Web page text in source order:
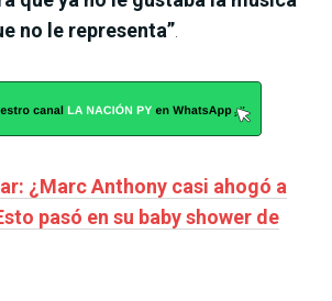
no le representa”
¿Marc Anthony casi ahogó a
pasó en su baby shower de